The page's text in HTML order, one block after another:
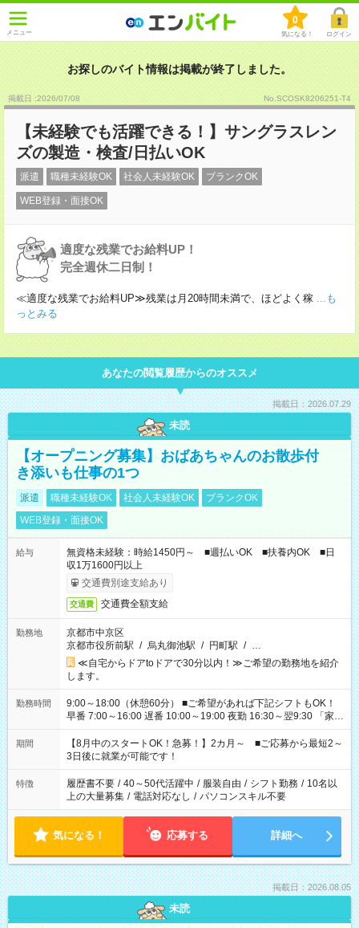
メニュー
0
気になる！ ログイン
お探しのバイト情報は掲載が終了しました。
掲載日 :2026/07/08 No.SCOSK8206251-T4
【未経験でも活躍できる！】サングラスレン
ズの製造・検査/日払いOK
派遣 職種未経験OK 社会人未経験OK ブランクOK
WEB登録・面接OK
適度な残業でお給料UP！
完全週休二日制！
≪適度な残業でお給料UP≫残業は月20時間未満で、ほどよく稼 ...も
っとみる
あなたの閲覧履歴からのオススメ
掲載日：2026.07.29
未読
【オープニング募集】おばあちゃんのお散歩付
き添いも仕事の1つ
派遣 職種未経験OK 社会人未経験OK
ブランクOK
WEB登録・面接OK
給与
無資格未経験：時給1450円～ ■週払いOK ■扶養内OK ■日
収1万1600円以上
交通費別途支給あり
交通費 交通費全額支給
勤務地
京都市中京区
京都市役所前駅 / 烏丸御池駅 / 円町駅 / …
≪自宅からドアtoドアで30分以内！≫ご希望の勤務地を紹介
します。
勤務時間
9:00～18:00（休憩60分） ■ご希望があれば下記シフトもOK！
早番 7:00～16:00 遅番 10:00～19:00 夜勤 16:30～翌9:30 「家族
と休みを合わせたい」 「余裕を持って夕飯の準備がしたい」
「できれば残業はしたくない」 など、ご希望を教えてください
ね。 ※Wワーク希望の方へ 今ご覧のお仕事で希望する勤務時間
と、もう1つのお仕事の勤務時間。 合計で週40時間を超える場
合は応募できません。
期間
【8月中のスタートOK！急募！】2カ月～ ■ご応募から最短2～
3日後に就業が可能です！
特徴 履歴書不要 / 40～50代活躍中 / 服装自由 / シフト勤務 / 10名以
上の大量募集 / 電話対応なし / パソコンスキル不要
気になる！ 応募する 詳細へ
掲載日：2026.08.05
未読